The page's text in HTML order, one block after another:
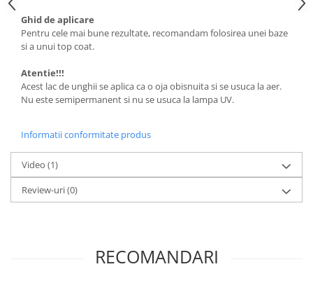
Ghid de aplicare
Pentru cele mai bune rezultate, recomandam folosirea unei baze
si a unui top coat.
Atentie!!!
Acest lac de unghii se aplica ca o oja obisnuita si se usuca la aer.
Nu este semipermanent si nu se usuca la lampa UV.
Informatii conformitate produs
Video (1)
Review-uri(0)
RECOMANDARI